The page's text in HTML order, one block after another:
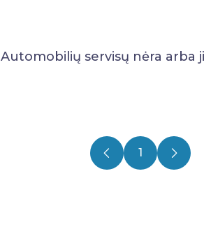
Automobilių servisų nėra arba
1